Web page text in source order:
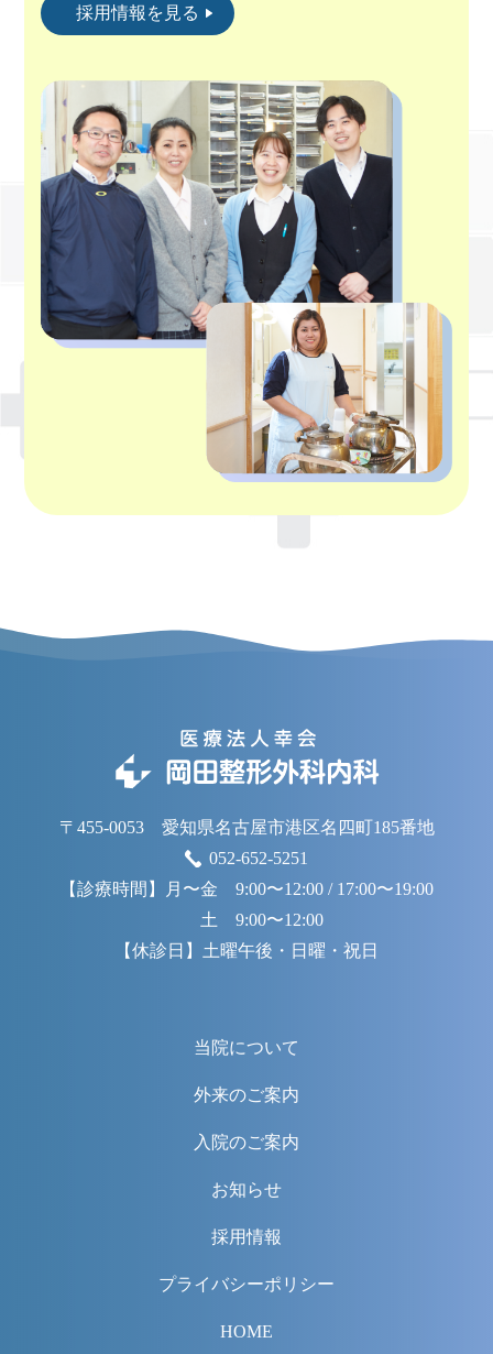
採用情報を見る
〒455-0053 愛知県名古屋市港区名四町185番地
052-652-5251
【診療時間】
月〜金 9:00〜12:00 / 17:00〜19:00
土 9:00〜12:00
【休診日】 土曜午後・日曜・祝日
当院について
外来のご案内
入院のご案内
お知らせ
採用情報
プライバシーポリシー
HOME